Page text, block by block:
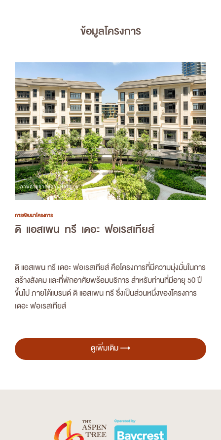
ข้อมูลโครงการ
การพัฒนาโครงการ
ดิ แอสเพน ทรี เดอะ ฟอเรสเทียส์
ดิ แอสเพน ทรี เดอะ ฟอเรสเทียส์ คือโครงการที่มีความมุ่งมั่นในการ
สร้างสังคม และที่พักอาศัยพร้อมบริการ สำหรับท่านที่มีอายุ 50 ปี
ขึ้นไป ภายใต้แบรนด์ ดิ แอสเพน ทรี ซึ่งเป็นส่วนหนึ่งของโครงการ
เดอะ ฟอเรสเทียส์
ดูเพิ่มเติม